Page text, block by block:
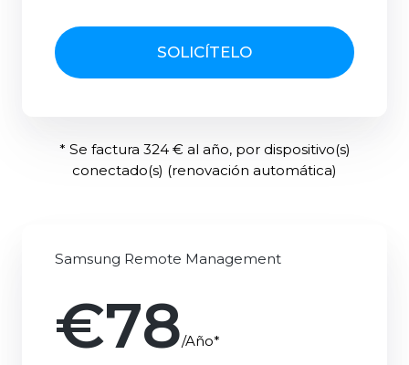
SOLICÍTELO
* Se factura 324 € al año, por dispositivo(s)
conectado(s) (renovación automática)
Samsung Remote Management
€78/Año*